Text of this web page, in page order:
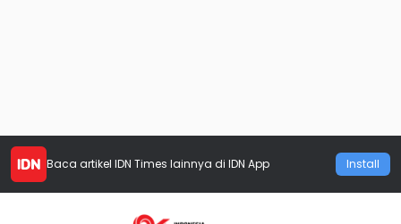
Baca artikel IDN Times lainnya di IDN App Install